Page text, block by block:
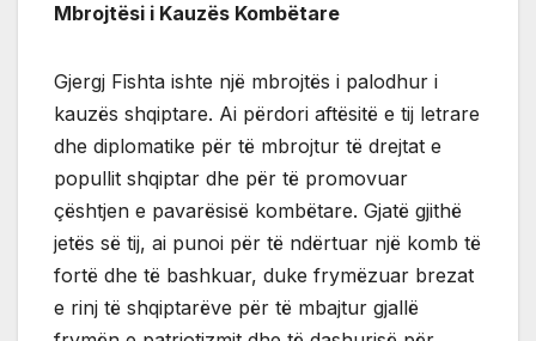
Mbrojtësi i Kauzës Kombëtare
Gjergj Fishta ishte një mbrojtës i palodhur i
kauzës shqiptare. Ai përdori aftësitë e tij letrare
dhe diplomatike për të mbrojtur të drejtat e
popullit shqiptar dhe për të promovuar
çështjen e pavarësisë kombëtare. Gjatë gjithë
jetës së tij, ai punoi për të ndërtuar një komb të
fortë dhe të bashkuar, duke frymëzuar brezat
e rinj të shqiptarëve për të mbajtur gjallë